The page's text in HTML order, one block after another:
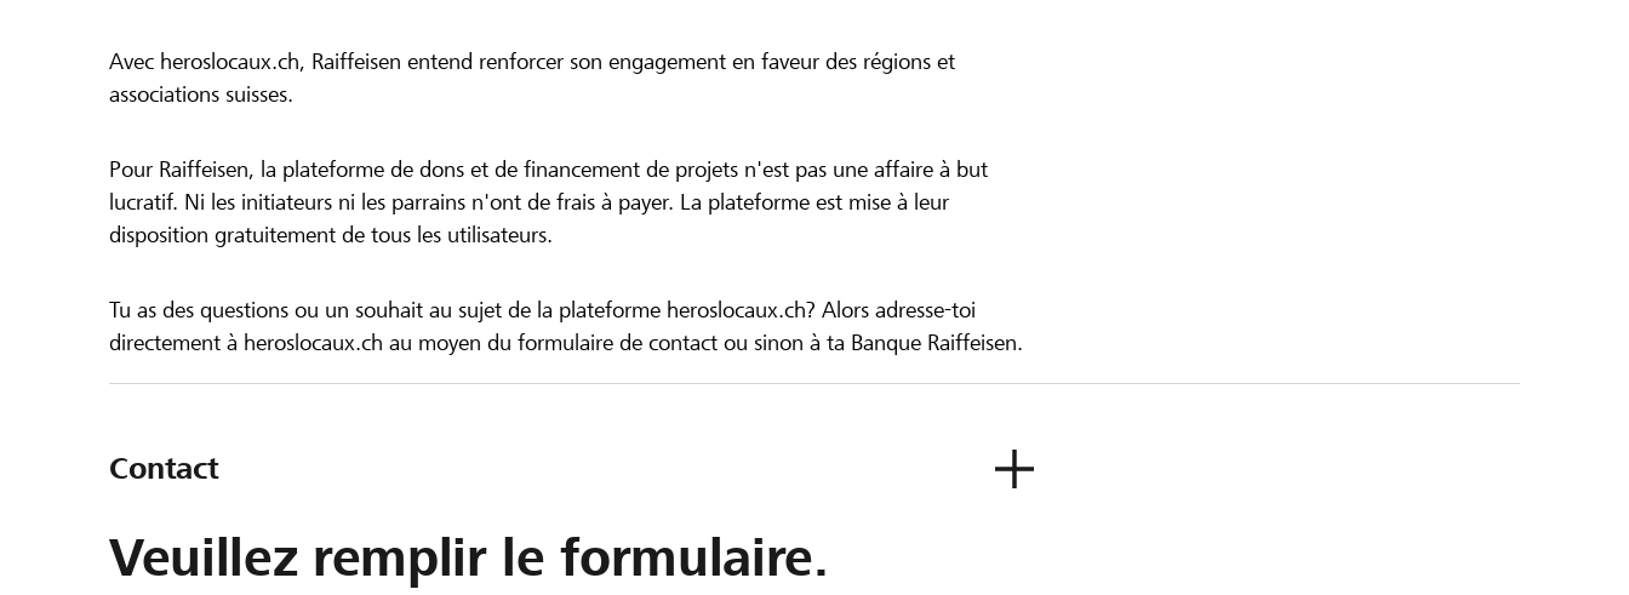
Avec heroslocaux.ch, Raiffeisen entend renforcer son engagement en faveur des régions et
associations suisses.
Pour Raiffeisen, la plateforme de dons et de financement de projets n'est pas une affaire à but
lucratif. Ni les initiateurs ni les parrains n'ont de frais à payer. La plateforme est mise à leur
disposition gratuitement de tous les utilisateurs.
Tu as des questions ou un souhait au sujet de la plateforme heroslocaux.ch? Alors adresse-toi
directement à heroslocaux.ch au moyen du formulaire de contact ou sinon à ta Banque Raiffeisen.
Contact
Veuillez remplir le formulaire.